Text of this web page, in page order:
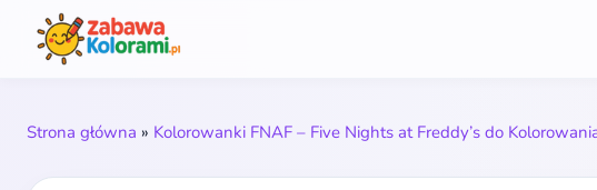
Strona główna » Kolorowanki FNAF – Five Nights at Freddy’s do